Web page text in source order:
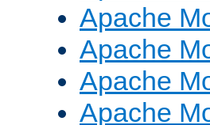
Apache
Apache
Apache
Apache